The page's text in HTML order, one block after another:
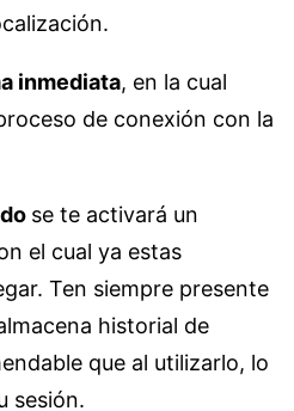
inmediata, en la cual
de conexión con la
se te activará un
el cual ya estas
Ten siempre presente
historial de
que al utilizarlo, lo
sesión.